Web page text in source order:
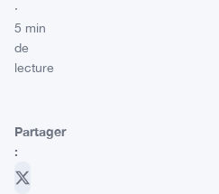
·
5 min
de
lecture
Partager
: